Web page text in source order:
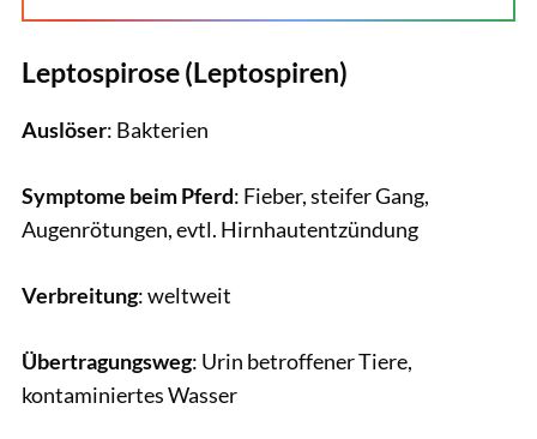
Leptospirose (Leptospiren)
Auslöser: Bakterien
Symptome beim Pferd: Fieber, steifer Gang,
Augenrötungen, evtl. Hirnhautentzündung
Verbreitung: weltweit
Übertragungsweg: Urin betroffener Tiere,
kontaminiertes Wasser